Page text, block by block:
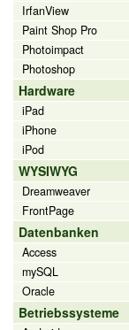
IrfanView
Paint Shop Pro
Photoimpact
Photoshop
Hardware
iPad
iPhone
iPod
WYSIWYG
Dreamweaver
FrontPage
Datenbanken
Access
mySQL
Oracle
Betriebssysteme